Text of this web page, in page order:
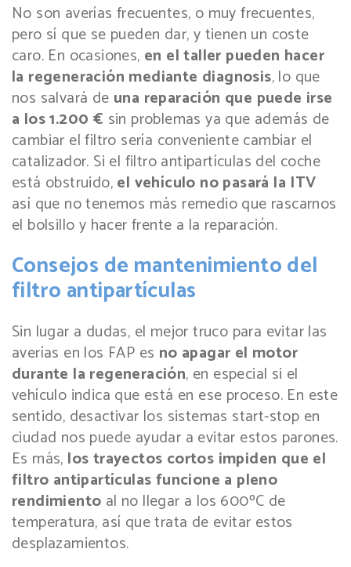
No son averías frecuentes, o muy frecuentes,
pero sí que se pueden dar, y tienen un coste
caro. En ocasiones, en el taller pueden hacer
la regeneración mediante diagnosis, lo que
nos salvará de una reparación que puede irse
a los 1.200 € sin problemas ya que además de
cambiar el filtro sería conveniente cambiar el
catalizador. Si el filtro antipartículas del coche
está obstruido,el vehículo no pasará la ITV
así que no tenemos más remedio que rascarnos
el bolsillo y hacer frente a la reparación.
Consejos de mantenimiento del
filtro antipartículas
Sin lugar a dudas, el mejor truco para evitar las
averías en los FAP es no apagar el motor
durante la regeneración, en especial si el
vehículo indica que está en ese proceso. En este
sentido, desactivar los sistemas start-stop en
ciudad nos puede ayudar a evitar estos parones.
Es más, los trayectos cortos impiden que el
filtro antipartículas funcione a pleno
rendimiento al no llegar a los 600ºC de
temperatura, así que trata de evitar estos
desplazamientos.